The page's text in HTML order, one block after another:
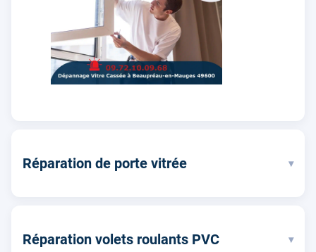
Réparation de porte vitrée ▾
Réparation volets roulants PVC ▾